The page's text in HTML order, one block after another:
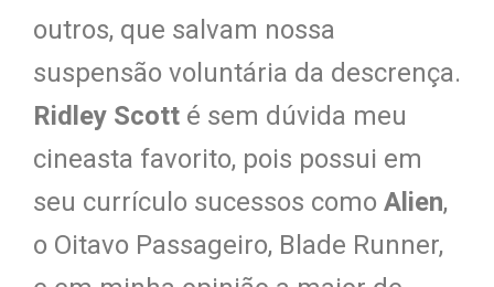
outros, que salvam nossa
suspensão voluntária da descrença.
Ridley Scott é sem dúvida meu
cineasta favorito, pois possui em
seu currículo sucessos como Alien,
o Oitavo Passageiro, Blade Runner,